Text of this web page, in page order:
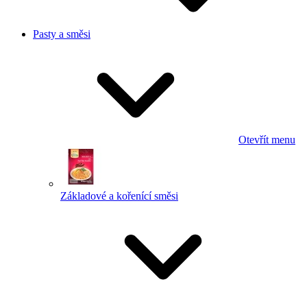
Pasty a směsi
Otevřít menu
Základové a kořenící směsi